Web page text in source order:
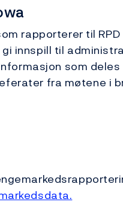
rapporterer til
innspill til
som
fra møtene i